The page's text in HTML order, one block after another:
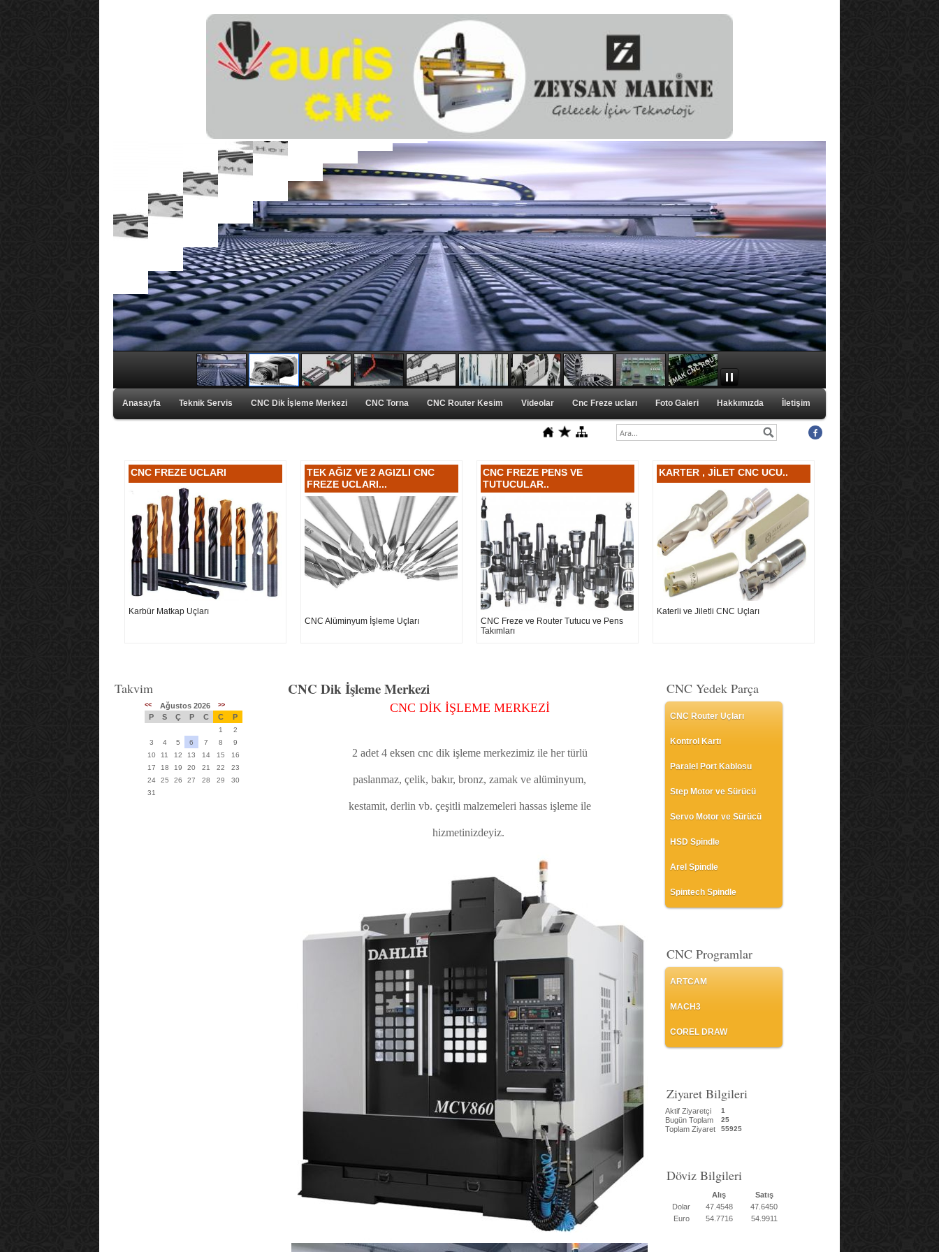
Anasayfa Teknik Servis CNC Dik İşleme Merkezi CNC Torna CNC Router Kesim Videolar Cnc Freze ucları Foto Galeri Hakkımızda İletişim
CNC FREZE UCLARI
Karbür Matkap Uçları
TEK AĞIZ VE 2 AGIZLI CNC
FREZE UCLARI...
CNC Alüminyum İşleme Uçları
CNC FREZE PENS VE
TUTUCULAR..
CNC Freze ve Router Tutucu ve Pens
Takımları
KARTER , JİLET CNC UCU..
Katerli ve Jiletli CNC Uçları
Takvim
<< Ağustos 2026 >>
P S Ç P C C P
1
2
3
4 5 6 7 8
9
10
11 12 13 14 15
16
17
18 19 20 21 22
23
24
25 26 27 28 29
30
31
CNC Dik İşleme Merkezi
CNC DİK İŞLEME MERKEZİ
2 adet 4 eksen cnc dik işleme merkezimiz ile her türlü
paslanmaz, çelik, bakır, bronz, zamak ve alüminyum,
kestamit, derlin vb. çeşitli malzemeleri hassas işleme ile
hizmetinizdeyiz.
CNC Yedek Parça
CNC Router Uçları
Kontrol Kartı
Paralel Port Kablosu
Step Motor ve Sürücü
Servo Motor ve Sürücü
HSD Spindle
Arel Spindle
Spintech Spindle
CNC Programlar
ARTCAM
MACH3
COREL DRAW
Ziyaret Bilgileri
Aktif Ziyaretçi 1
Bugün Toplam 25
Toplam Ziyaret 55925
Döviz Bilgileri
Alış
Satış
Dolar
47.4548
47.6450
Euro
54.7716 54.9911